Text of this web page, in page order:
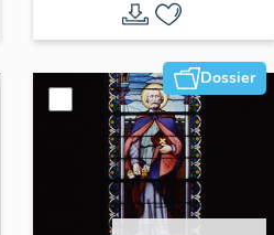
Dossier